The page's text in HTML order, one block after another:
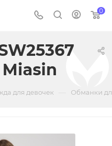
0
для девочек Обманки